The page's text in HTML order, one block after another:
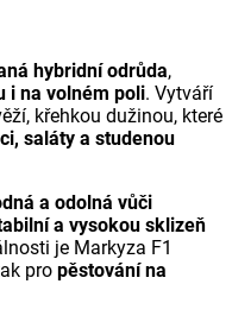
hybridní odrůda,
i na volném poli. Vytváří
křehkou dužinou, které
saláty a studenou
a odolná vůči
a vysokou sklizeň
je Markyza F1
pro pěstování na